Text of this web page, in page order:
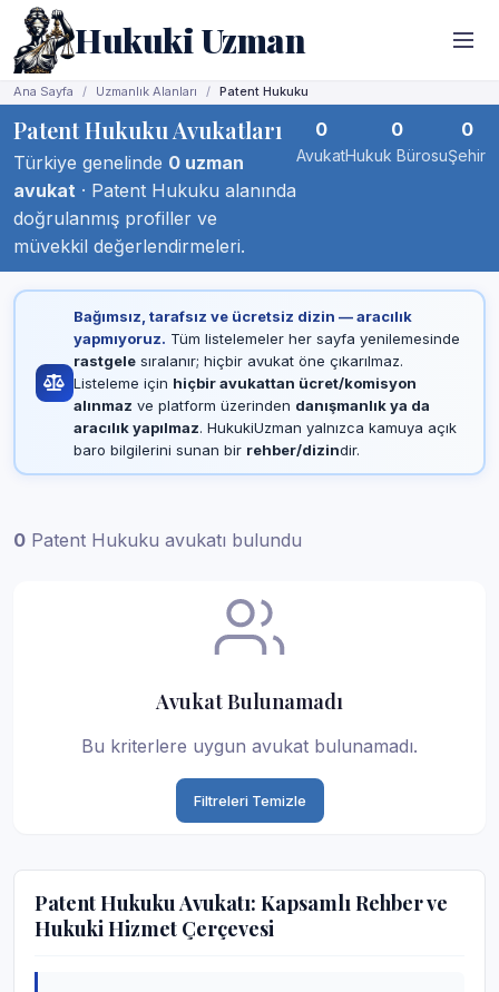
Hukuki Uzman
Ana Sayfa Uzmanlık Alanları Patent Hukuku
Patent Hukuku Avukatları
Türkiye genelinde 0 uzman
avukat · Patent Hukuku alanında
doğrulanmış profiller ve
müvekkil değerlendirmeleri.
0
Avukat
0
Hukuk Bürosu
0
Şehir
Bağımsız, tarafsız ve ücretsiz dizin — aracılık
yapmıyoruz. Tüm listelemeler her sayfa yenilemesinde
rastgelesıralanır; hiçbir avukat öne çıkarılmaz.
Listeleme için hiçbir avukattan ücret/komisyon
alınmaz ve platform üzerinden danışmanlık ya da
aracılık yapılmaz. HukukiUzman yalnızca kamuya açık
baro bilgilerini sunan bir rehber/dizindir.
0 Patent Hukuku avukatı bulundu
Avukat Bulunamadı
Bu kriterlere uygun avukat bulunamadı.
Filtreleri Temizle
Patent Hukuku Avukatı: Kapsamlı Rehber ve
Hukuki Hizmet Çerçevesi